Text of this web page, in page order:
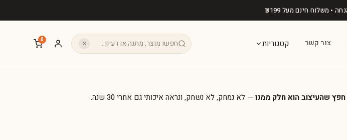
₪199
צור קשר קטגוריות ×
0
חפץ שהעיצוב הוא חלק ממנו — לא נמחק, לא נשחק, ונראה איכותי גם אחרי 30 שנה.